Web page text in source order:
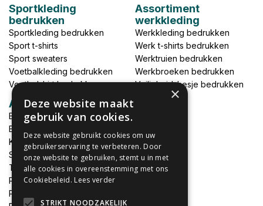
Sportkleding
bedrukken
Sportkleding bedrukken
Sport t-shirts
Sport sweaters
Voetbalkleding bedrukken
Voetbalshirt bedrukken
Assortiment
werkkleding
Werkkleding bedrukken
Werk t-shirts bedrukken
Werktruien bedrukken
Werkbroeken bedrukken
Veiligheidshesje bedrukken
Accessoires
Babykleding bedrukken
Broek bedrukken
Kapmantels bedrukken
Schort bedrukken
Tas bedrukken
Relatieschenken
Petten bedrukken
×
Deze website maakt
gebruik van cookies.
Deze website gebruikt cookies om uw
gebruikerservaring te verbeteren. Door
onze website te gebruiken, stemt u in met
alle cookies in overeenstemming met ons
Cookiebeleid. Lees verder
STRIKT NOODZAKELIJK